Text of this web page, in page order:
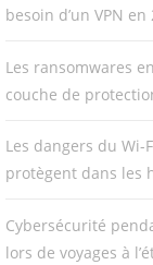
besoin d’un VPN en
Les ransomwares
couche de
Les dangers du Wi-
protègent dans les
Cybersécurité
lors de voyages à